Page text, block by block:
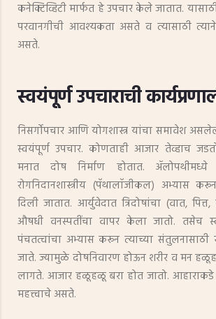
कनेक्टिव्हिटी मार्फत हे उपचार केले जातात.
परवानगीची आवश्यकता असते व त्यासाठी
असते.
स्वयंपूर्ण उपचाराची
निसर्गोपचार आणि योगशास्त्र यांचा समावेश
स्वयंपूर्ण उपचार. कोणताही आजार तेव्हाच
मनात दोष निर्माण होतात. ॲलोपथीमध्ये
रोगनिदानशास्त्रीय (पॅथालाॅजीकल) अभ्यास
दिली जातात. आर्युवेदात त्रिदोषांचा (वात,
औषधी वनस्पतींचा वापर केला जातो. तसेच
पंचतत्वांचा अभ्यास करून त्याच्या संतुलनासाठी
जाते. ज्यामुळे दोषनिवारण होऊन शरीर व मन
लागते. आजार हळूहळू बरा होत जातो.
महत्त्वाचे असते.